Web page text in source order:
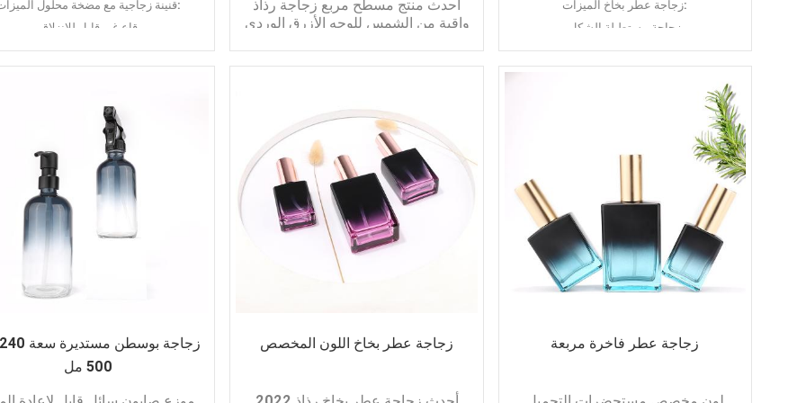
قنينة زجاجية مع مضخة محلول الميزات:
قاع غير قابل للانزلاق
جودة عالية
تغليف مستحضرات التجميل
تغليف العناية بالبشرة
تغليف الأساس
أحدث منتج مسطح مربع زجاجة رذاذ
واقية من الشمس للوجه الأزرق الوردي
رذاذ ضباب ناعم
لون مخصص
طلب:
تغليف مستحضرات التجميل العطور
رذاذ واقية من الشمستغليف مستحضرات
التجميل
عبوات مستحضرات التجميل الحبر المصل
تغليف مستحضرات التجميل من الضروري
زجاجة عطر بخاخ الميزات:
زجاجة مستطيلة الشكل
قاع غير قابل للانزلاق
تغليف العناية بالبشرة
500 مل
زجاجة عطر بخاخ اللون المخصص زجاجة عطر فاخرة مربعة